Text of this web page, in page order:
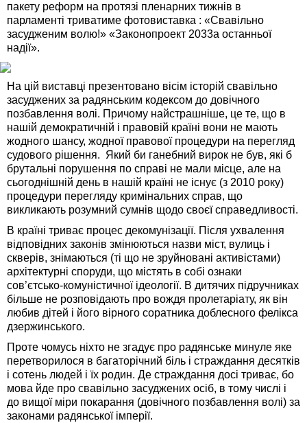
пакету реформ на протязі пленарних тижнів в
парламенті триватиме фотовиставка : «Свавільно
засудженим волю!» «Законопроект 2033а останньої
надії».
На цій виставці презентовано вісім історій свавільно
засуджених за радянським кодексом до довічного
позбавлення волі. Причому найстрашніше, це те, що в
нашій демократичній і правовій країні вони не мають
жодного шансу, жодної правової процедури на перегляд
судового рішення. Який би ганебний вирок не був, які б
брутальні порушення по справі не мали місце, але на
сьогоднішній день в нашій країні не існує (з 2010 року)
процедури перегляду кримінальних справ, що
викликають розумний сумнів щодо своєї справедливості.
В країні триває процес декомунізації. Після ухвалення
відповідних законів змінюються назви міст, вулиць і
скверів, знімаються (ті що не зруйновані активістами)
архітектурні споруди, що містять в собі ознаки
сов’єтсько-комуністичної ідеології. В дитячих підручниках
більше не розповідають про вождя пролетаріату, як він
любив дітей і його вірного соратника доблесного фелікса
дзержинського.
Проте чомусь ніхто не згадує про радянське минуле яке
перетворилося в багаторічний біль і страждання десятків
і сотень людей і їх родин. Де страждання досі триває, бо
мова йде про свавільно засуджених осіб, в тому числі і
до вищої міри покарання (довічного позбавлення волі) за
законами радянської імперії.